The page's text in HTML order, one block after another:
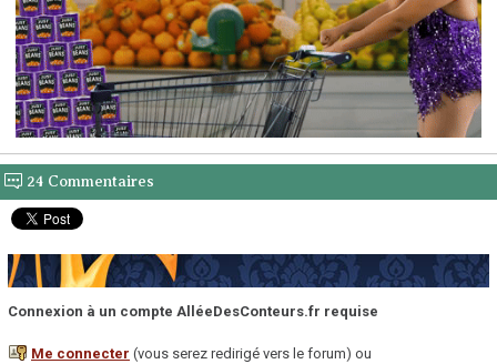
24 Commentaires
Connexion à un compte AlléeDesConteurs.fr requise
Me connecter (vous serez redirigé vers le forum) ou